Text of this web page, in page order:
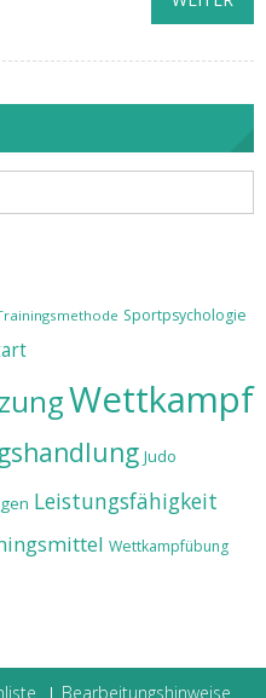
Sportpsychologie
Wettkampf
Judo
Leistungsfähigkeit
Wettkampfübung
Bearbeitungshinweise